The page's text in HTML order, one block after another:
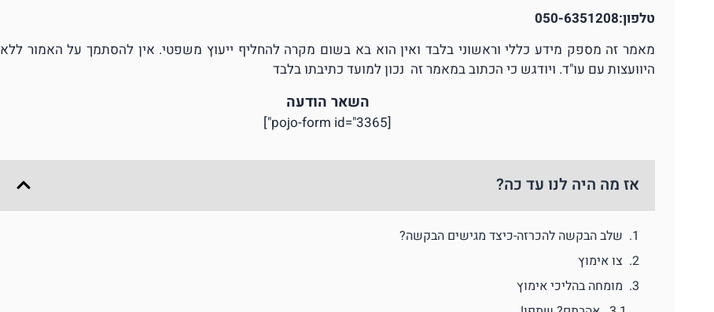
טלפון:050-6351208
מאמר זה מספק מידע כללי וראשוני בלבד ואין הוא בא בשום מקרה להחליף ייעוץ משפטי. אין להסתמך על האמור ללא
היוועצות עם עו"ד. ויודגש כי הכתוב במאמר זה נכון למועד כתיבתו בלבד
השאר הודעה
[pojo-form id="3365"]
אז מה היה לנו עד כה?
שלב הבקשה להכרזה-כיצד מגישים הבקשה?
צו אימוץ
מומחה בהליכי אימוץ